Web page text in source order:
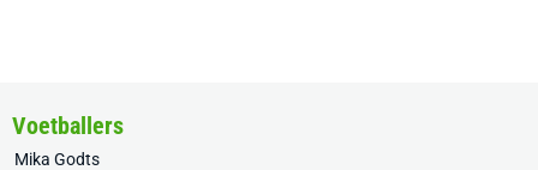
Voetballers
Mika Godts